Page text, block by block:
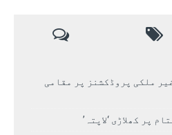
ملکی پروڈکشنز پر مقامی
پر کھلاڑی ‘لاپتہ’